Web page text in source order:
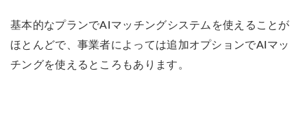
基本的なプランでAIマッチングシステムを使えることが
ほとんどで、事業者によっては追加オプションでAIマッ
チングを使えるところもあります。